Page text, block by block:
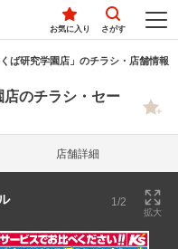
お気に入り さがす
くば研究学園店」のチラシ・店舗情報
のチラシ・セー
店舗詳細
1/2
拡大